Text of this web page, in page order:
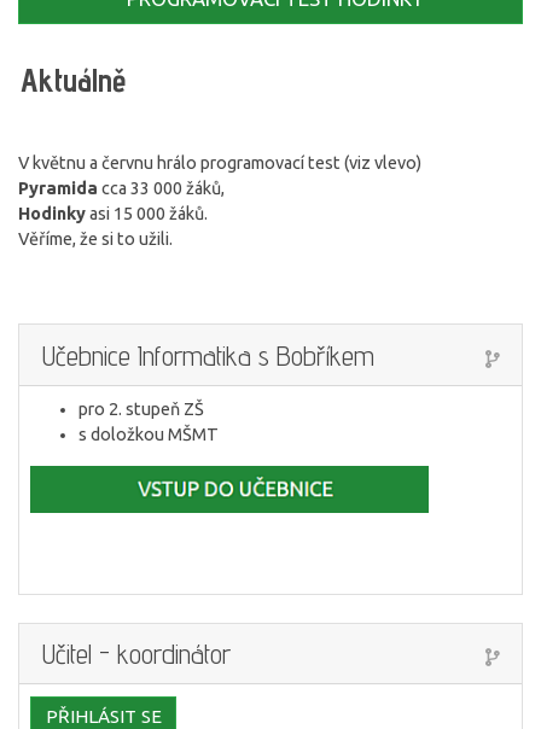
Aktuálně
V květnu a červnu hrálo programovací test (viz vlevo)
Pyramida cca 33 000 žáků,
Hodinkyasi 15 000 žáků.
Věříme, že si to užili.
Učebnice Informatika s Bobříkem
pro 2. stupeň ZŠ
s doložkou MŠMT
Učitel - koordinátor
PŘIHLÁSIT SE